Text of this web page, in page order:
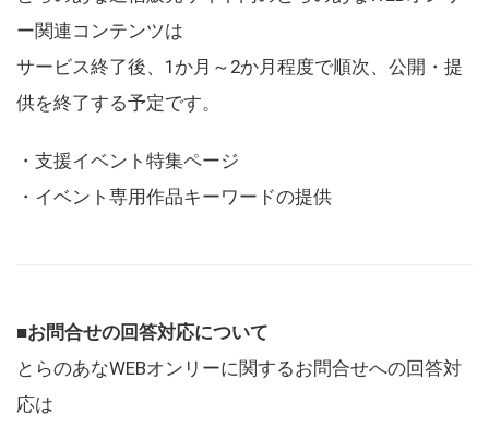
ー関連コンテンツは
サービス終了後、1か月～2か月程度で順次、公開・提
供を終了する予定です。
・支援イベント特集ページ
・イベント専用作品キーワードの提供
■お問合せの回答対応について
とらのあなWEBオンリーに関するお問合せへの回答対
応は